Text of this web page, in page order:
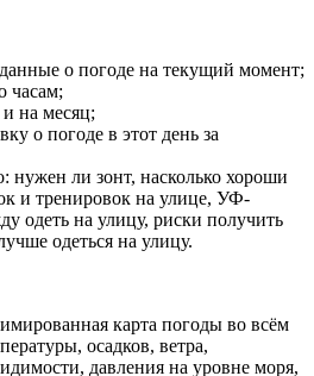
о погоде на текущий момент;
часам;
на месяц;
о погоде в этот день за
ли зонт, насколько хороши
и тренировок на улице, УФ-
одеть на улицу, риски получить
одеться на улицу.
карта погоды во всём
осадков, ветра,
давления на уровне моря,